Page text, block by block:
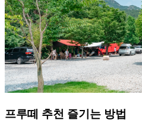
프루떼 추천 즐기는 방법